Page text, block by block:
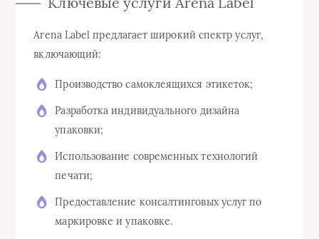
Arena Label предлагает широкий спектр услуг,
включающий:
Производство самоклеящихся этикеток;
Разработка индивидуального дизайна
упаковки;
Использование современных технологий
печати;
Предоставление консалтинговых услуг по
маркировке и упаковке.